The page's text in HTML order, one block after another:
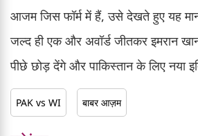
आजम जिस फॉर्म में हैं, उसे देखते हुए यह
जल्द ही एक और अवॉर्ड जीतकर इमरान
पीछे छोड़ देंगे और पाकिस्तान के लिए नया
PAK vs WI बाबर आज़म